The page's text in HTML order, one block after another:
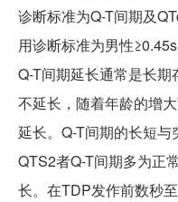
诊断标准为Q-T间期及
用诊断标准为男性
Q-T间期延长通常是长
不延长，随着年龄的增
延长。Q-T间期的长短
QTS2者Q-T间期多为正
长。在TDP发作前数秒